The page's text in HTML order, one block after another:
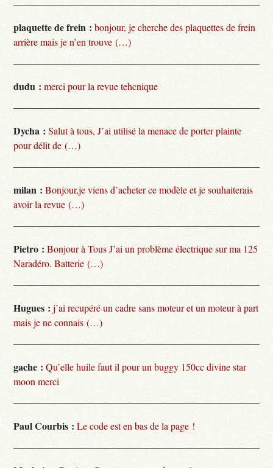
plaquette de frein : bonjour, je cherche des plaquettes de frein
arrière mais je n’en trouve (…)
dudu : merci pour la revue tehcnique
Dycha : Salut à tous, J’ai utilisé la menace de porter plainte
pour délit de (…)
milan : Bonjour,je viens d’acheter ce modèle et je souhaiterais
avoir la revue (…)
Pietro : Bonjour à Tous J’ai un problème électrique sur ma 125
Naradéro. Batterie (…)
Hugues : j’ai recupéré un cadre sans moteur et un moteur à part
mais je ne connais (…)
gache : Qu’elle huile faut il pour un buggy 150cc divine star
moon merci
Paul Courbis : Le code est en bas de la page !